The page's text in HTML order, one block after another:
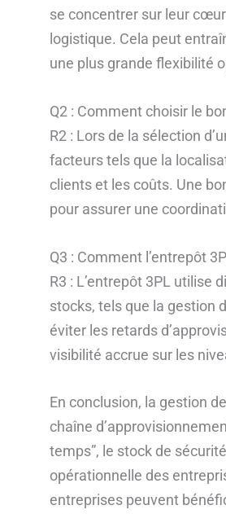
se concentrer sur leur
logistique. Cela peut
une plus grande flexibilité
Q2 : Comment choisir le
R2 : Lors de la sélection
facteurs tels que la
clients et les coûts. Une
pour assurer une
Q3 : Comment l’entrepôt
R3 : L’entrepôt 3PL utilise
stocks, tels que la gestion
éviter les retards
visibilité accrue sur les
En conclusion, la gestion
chaîne
temps”, le stock de
opérationnelle des
entreprises peuvent